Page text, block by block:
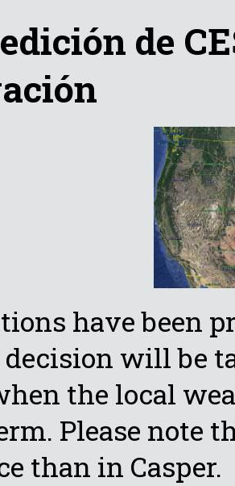
de
have been
will be
the local
Please note
than in Casper.